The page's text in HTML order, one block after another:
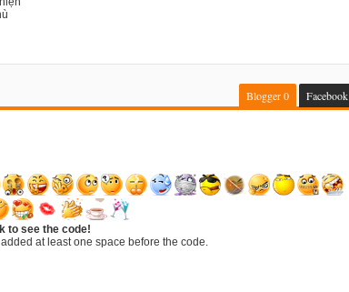
Blogger0 Facebook
to see the code!
at least one space before the code.